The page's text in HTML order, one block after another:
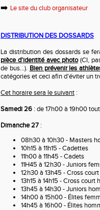
➡️ Le site du club organisateur
DISTRIBUTION DES DOSSARDS
La distribution des dossards se
pièce d'identité avec photo(CI,
de bus...). Bien prévenir les
catégories et ceci afin d'éviter un
Cet horaire sera le suivant :
Samedi 26 : de 17h00 à 19h00
Dimanche 27 :
08h30 à 10h30 - Masters
10h15 à 11h15 - Cadettes
11h00 à 11h45 - Cadets
11H45 à 12h30 - Juniors
12h30 à 13h45 - Cross
13h15 à 14h15 - Cross court
13h45 à 14h30 - Juniors
14h00 à 15h00 - Élites
14h45 à 16h00 - Élites